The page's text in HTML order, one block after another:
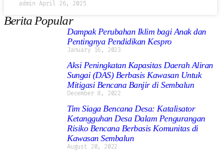
admin April 26, 2025
Berita Popular
Dampak Perubahan Iklim bagi Anak dan
Pentingnya Pendidikan Kespro
January 16, 2023
Aksi Peningkatan Kapasitas Daerah Aliran
Sungai (DAS) Berbasis Kawasan Untuk
Mitigasi Bencana Banjir di Sembalun
December 8, 2022
Tim Siaga Bencana Desa: Katalisator
Ketangguhan Desa Dalam Pengurangan
Risiko Bencana Berbasis Komunitas di
Kawasan Sembalun
August 20, 2022